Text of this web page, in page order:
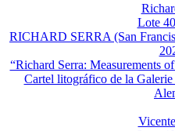
Lote
RICHARD SERRA (San
“Richard Serra: Measurements
Cartel litográfico de la